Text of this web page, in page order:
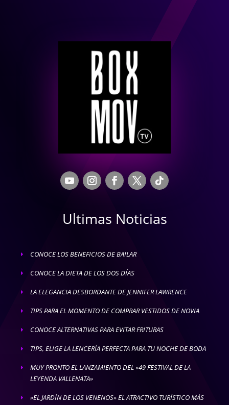
Ultimas Noticias
E CONOCE LOS BENEFICIOS DE BAILAR
E CONOCE LA DIETA DE LOS DOS DÍAS
E LA ELEGANCIA DESBORDANTE DE JENNIFER LAWRENCE
E TIPS PARA EL MOMENTO DE COMPRAR VESTIDOS DE NOVIA
E CONOCE ALTERNATIVAS PARA EVITAR FRITURAS
E TIPS, ELIGE LA LENCERÍA PERFECTA PARA TU NOCHE DE BODA
E
MUY PRONTO EL LANZAMIENTO DEL «49 FESTIVAL DE LA
LEYENDA VALLENATA»
E
»EL JARDÍN DE LOS VENENOS» EL ATRACTIVO TURÍSTICO MÁS